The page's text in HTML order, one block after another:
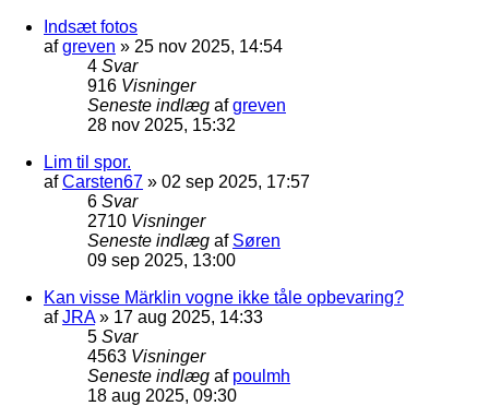
Indsæt fotos
afgreven » 25 nov 2025, 14:54
4 Svar
916 Visninger
Seneste indlæg afgreven
28 nov 2025, 15:32
Lim til spor.
afCarsten67 » 02 sep 2025, 17:57
6 Svar
2710 Visninger
Seneste indlæg af Søren
09 sep 2025, 13:00
Kan visse Märklin vogne ikke tåle opbevaring?
afJRA» 17 aug 2025, 14:33
5 Svar
4563 Visninger
Seneste indlæg af poulmh
18 aug 2025, 09:30